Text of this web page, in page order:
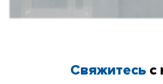
Свяжитесь с